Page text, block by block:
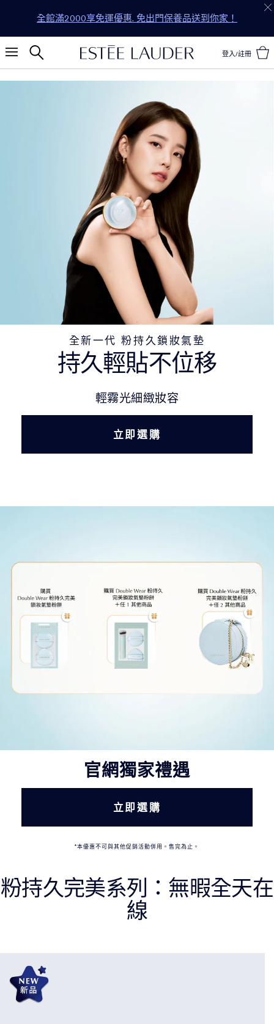
全館滿2000享免運優惠. 免出門保養品送到你家！
登入/註冊
全新一代 粉持久鎖妝氣墊
持久輕貼不位移
輕霧光細緻妝容
立即選購
官網獨家禮遇
立即選購
*本優惠不可與其他促銷活動併用。售完為止。
粉持久完美系列：無暇全天在
線